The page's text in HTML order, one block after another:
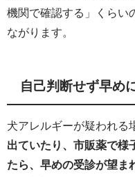
機関で確認する」くらい
ながります。
自己判断せず早め
犬アレルギーが疑われる
出ていたり、市販薬で様
たら、早めの受診が望ま